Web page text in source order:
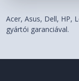
Acer, Asus, Dell, HP,
gyártói garanciával.